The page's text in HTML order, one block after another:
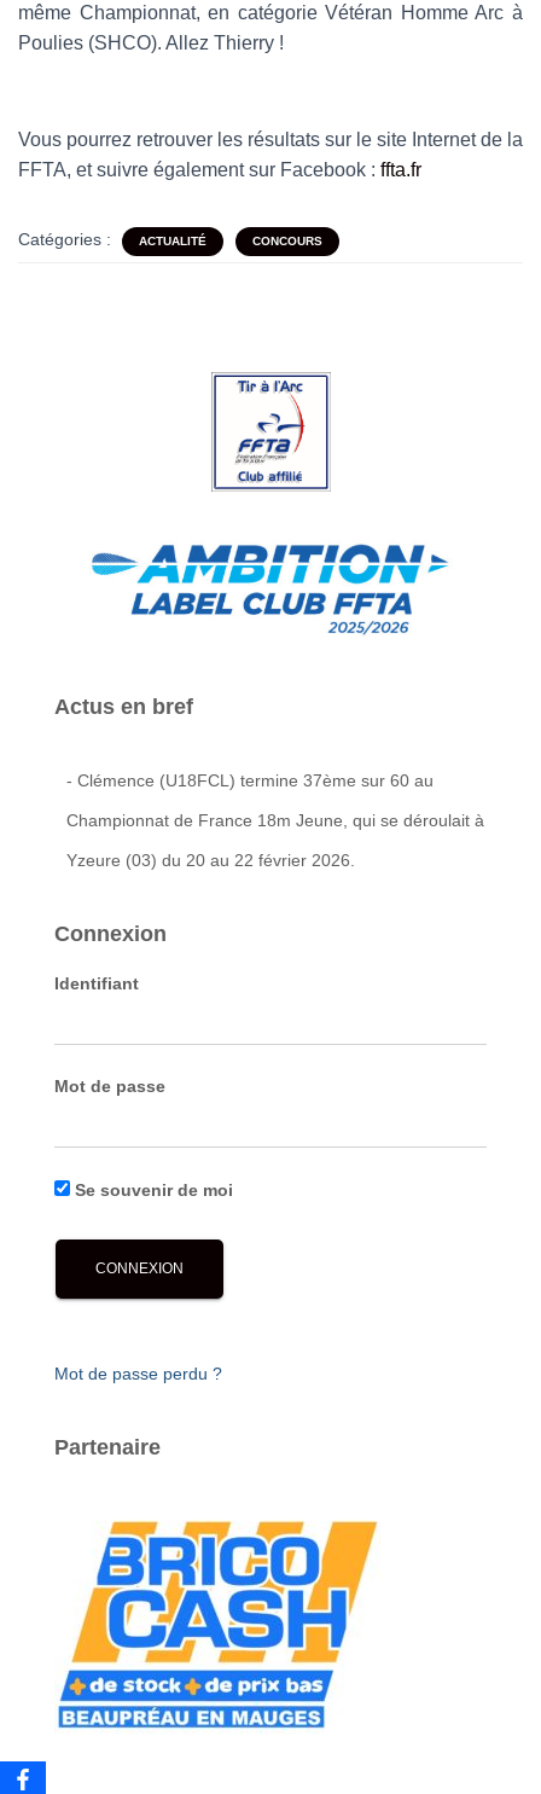
même Championnat, en catégorie Vétéran Homme Arc à
Poulies (SHCO). Allez Thierry !
Vous pourrez retrouver les résultats sur le site Internet de la
FFTA, et suivre également sur Facebook : ffta.fr
Catégories : ACTUALITÉ CONCOURS
Actus en bref
- Clémence (U18FCL) termine 37ème sur 60 au
Championnat de France 18m Jeune, qui se déroulait à
Yzeure (03) du 20 au 22 février 2026.
Connexion
Identifiant
Mot de passe
Se souvenir de moi
Mot de passe perdu ?
Partenaire